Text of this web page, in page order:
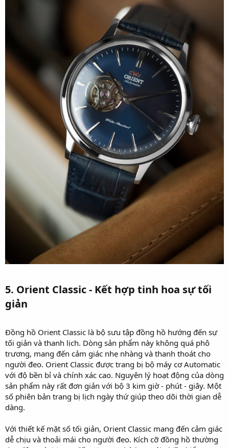
5. Orient Classic - Kết hợp tinh hoa sự tối
giản​
Đồng hồ Orient Classic là bộ sưu tập đồng hồ hướng đến sự
tối giản và thanh lịch. Dòng sản phẩm này không quá phô
trương, mang đến cảm giác nhẹ nhàng và thanh thoát cho
người đeo. Orient Classic được trang bị bộ máy cơ Automatic
với độ bền bỉ và chính xác cao. Nguyên lý hoạt động của dòng
sản phẩm này rất đơn giản với bộ 3 kim giờ - phút - giây. Một
số phiên bản trang bị lịch ngày thứ giúp theo dõi thời gian dễ
dàng.
Với thiết kế mặt số tối giản, Orient Classic mang đến cảm giác
dễ chịu và thoải mái cho người đeo. Kích cỡ đồng hồ thường